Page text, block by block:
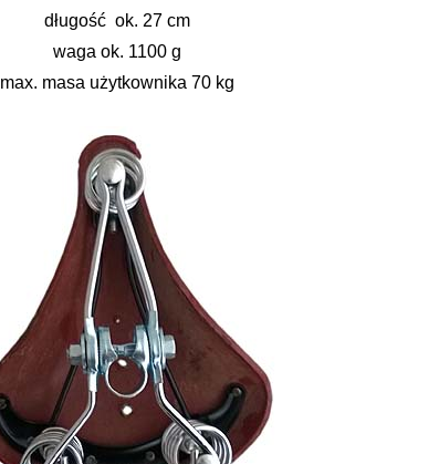
długość ok. 27 cm
waga ok. 1100 g
max. masa użytkownika 70 kg